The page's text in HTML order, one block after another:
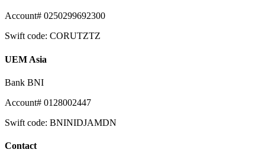
Account# 0250299692300
Swift code: CORUTZTZ
UEM Asia
Bank BNI
Account# 0128002447
Swift code: BNINIDJAMDN
Contact